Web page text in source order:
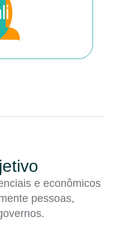
e econômicos
pessoas,